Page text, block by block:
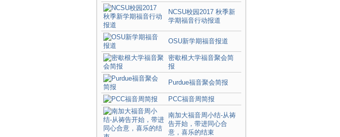
NCSU校园2017 秋季新
学期福音行动报道
OSU新学期福音报道
密歇根大学福音聚会简
报
Purdue福音聚会简报
PCC福音周简报
南加大福音周小结-从祷
告开始，带进同心合
意，喜乐的结束